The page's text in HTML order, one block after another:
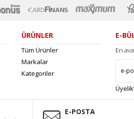
ÜRÜNLER
Tüm Ürünler
Markalar
Kategoriler
E-
En
E-POSTA